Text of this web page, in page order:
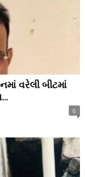
વરેલી બીટમાં
0